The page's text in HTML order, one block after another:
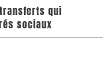
qui
sociaux